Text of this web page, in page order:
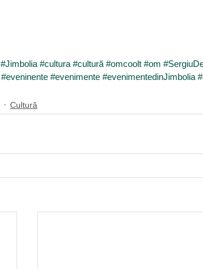
#Jimbolia #cultura #cultură #omcoolt #om
#eveninente #evenimente #evenimentedinJimbolia
Cultură